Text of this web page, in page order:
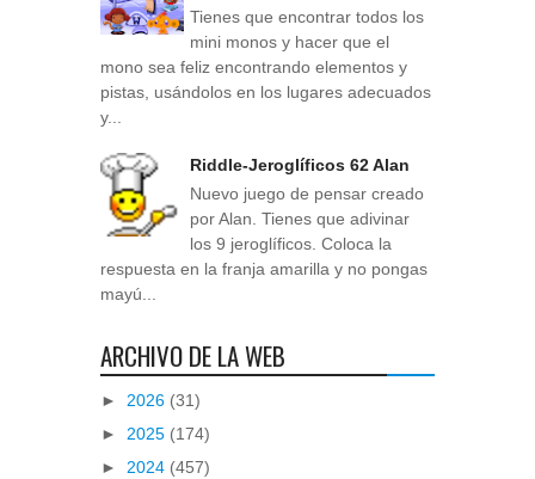
Tienes que encontrar todos los
mini monos y hacer que el
mono sea feliz encontrando elementos y
pistas, usándolos en los lugares adecuados
y...
Riddle-Jeroglíficos 62 Alan
Nuevo juego de pensar creado
por Alan. Tienes que adivinar
los 9 jeroglíficos. Coloca la
respuesta en la franja amarilla y no pongas
mayú...
ARCHIVO DE LA WEB
► 2026 (31)
► 2025 (174)
► 2024 (457)